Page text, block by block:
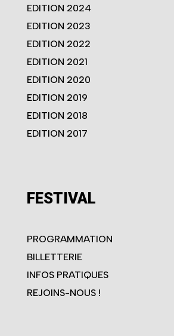
EDITION 2024
EDITION 2023
EDITION 2022
EDITION 2021
EDITION 2020
EDITION 2019
EDITION 2018
EDITION 2017
FESTIVAL
PROGRAMMATION
BILLETTERIE
INFOS PRATIQUES
REJOINS-NOUS !